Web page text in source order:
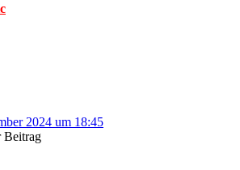
2024 um 18:45